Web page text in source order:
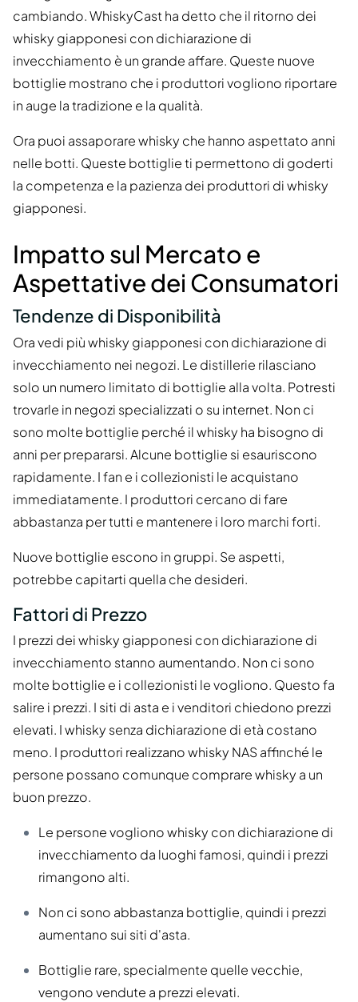
cambiando. WhiskyCast ha detto che il ritorno dei
whisky giapponesi con dichiarazione di
invecchiamento è un grande affare. Queste nuove
bottiglie mostrano che i produttori vogliono riportare
in auge la tradizione e la qualità.
Ora puoi assaporare whisky che hanno aspettato anni
nelle botti. Queste bottiglie ti permettono di goderti
la competenza e la pazienza dei produttori di whisky
giapponesi.
Impatto sul Mercato e
Aspettative dei Consumatori
Tendenze di Disponibilità
Ora vedi più whisky giapponesi con dichiarazione di
invecchiamento nei negozi. Le distillerie rilasciano
solo un numero limitato di bottiglie alla volta. Potresti
trovarle in negozi specializzati o su internet. Non ci
sono molte bottiglie perché il whisky ha bisogno di
anni per prepararsi. Alcune bottiglie si esauriscono
rapidamente. I fan e i collezionisti le acquistano
immediatamente. I produttori cercano di fare
abbastanza per tutti e mantenere i loro marchi forti.
Nuove bottiglie escono in gruppi. Se aspetti,
potrebbe capitarti quella che desideri.
Fattori di Prezzo
I prezzi dei whisky giapponesi con dichiarazione di
invecchiamento stanno aumentando. Non ci sono
molte bottiglie e i collezionisti le vogliono. Questo fa
salire i prezzi. I siti di asta e i venditori chiedono prezzi
elevati. I whisky senza dichiarazione di età costano
meno. I produttori realizzano whisky NAS affinché le
persone possano comunque comprare whisky a un
buon prezzo.
Le persone vogliono whisky con dichiarazione di
invecchiamento da luoghi famosi, quindi i prezzi
rimangono alti.
Non ci sono abbastanza bottiglie, quindi i prezzi
aumentano sui siti d'asta.
Bottiglie rare, specialmente quelle vecchie,
vengono vendute a prezzi elevati.